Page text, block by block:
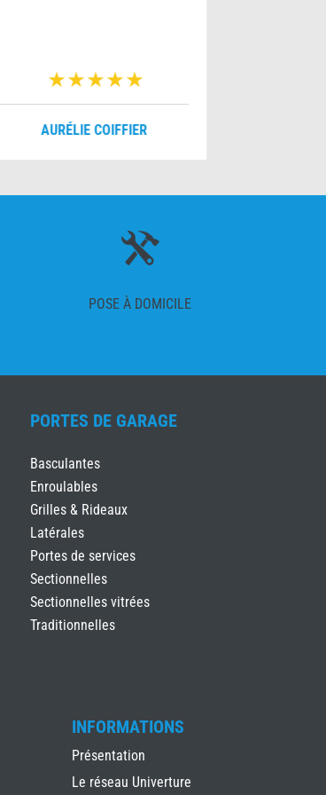
AURÉLIE COIFFIER
POSE À DOMICILE
PORTES DE GARAGE
Basculantes
Enroulables
Grilles & Rideaux
Latérales
Portes de services
Sectionnelles
Sectionnelles vitrées
Traditionnelles
INFORMATIONS
Présentation
Le réseau Univerture